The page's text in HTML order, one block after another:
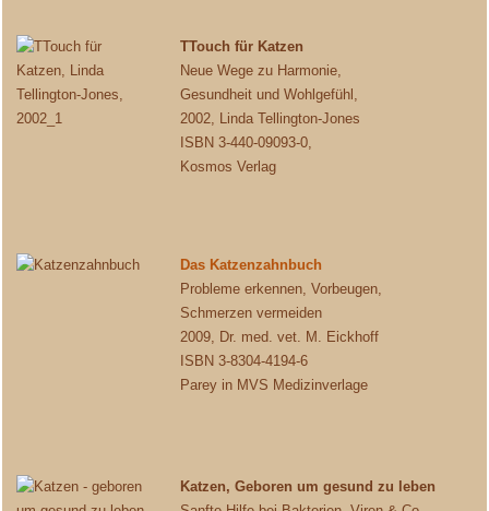
TTouch für Katzen
Neue Wege zu Harmonie,
Gesundheit und Wohlgefühl,
2002, Linda Tellington-Jones
ISBN 3-440-09093-0,
Kosmos Verlag
Das Katzenzahnbuch
Probleme erkennen, Vorbeugen,
Schmerzen vermeiden
2009, Dr. med. vet. M. Eickhoff
ISBN 3-8304-4194-6
Parey in MVS Medizinverlage
Katzen, Geboren um gesund zu leben